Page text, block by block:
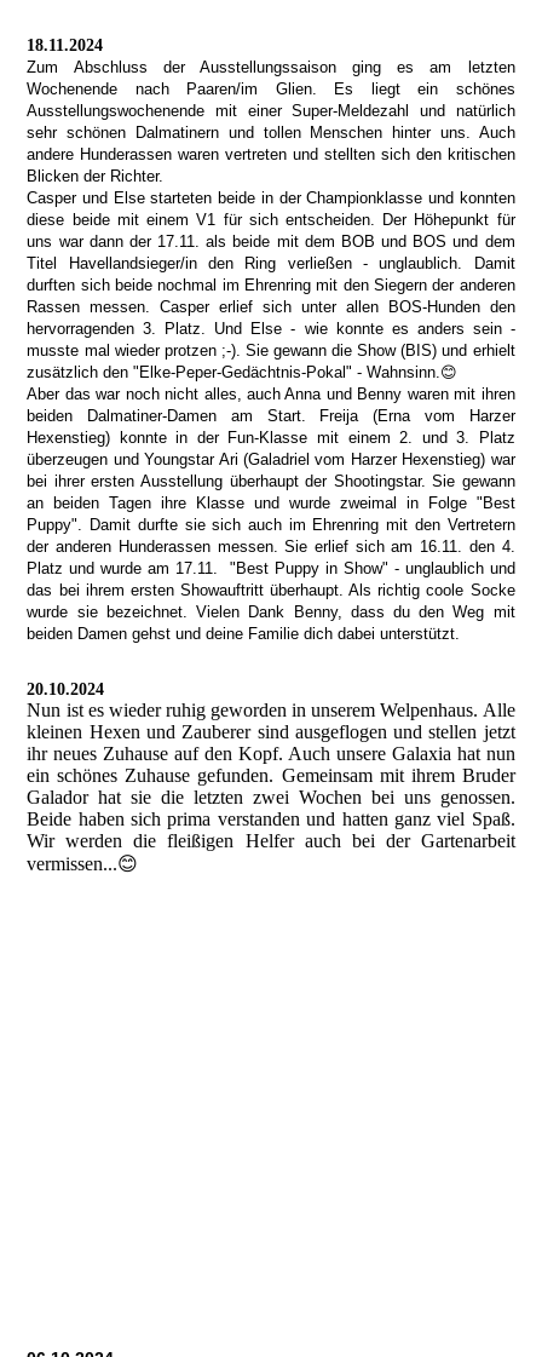
18.11.2024
Zum Abschluss der Ausstellungssaison ging es am letzten
Wochenende nach Paaren/im Glien. Es liegt ein schönes
Ausstellungswochenende mit einer Super-Meldezahl und natürlich
sehr schönen Dalmatinern und tollen Menschen hinter uns. Auch
andere Hunderassen waren vertreten und stellten sich den kritischen
Blicken der Richter.
Casper und Else starteten beide in der Championklasse und konnten
diese beide mit einem V1 für sich entscheiden. Der Höhepunkt für
uns war dann der 17.11. als beide mit dem BOB und BOS und dem
Titel Havellandsieger/in den Ring verließen - unglaublich. Damit
durften sich beide nochmal im Ehrenring mit den Siegern der anderen
Rassen messen. Casper erlief sich unter allen BOS-Hunden den
hervorragenden 3. Platz. Und Else - wie konnte es anders sein -
musste mal wieder protzen ;-). Sie gewann die Show (BIS) und erhielt
zusätzlich den "Elke-Peper-Gedächtnis-Pokal" - Wahnsinn.😊
Aber das war noch nicht alles, auch Anna und Benny waren mit ihren
beiden Dalmatiner-Damen am Start. Freija (Erna vom Harzer
Hexenstieg) konnte in der Fun-Klasse mit einem 2. und 3. Platz
überzeugen und Youngstar Ari (Galadriel vom Harzer Hexenstieg) war
bei ihrer ersten Ausstellung überhaupt der Shootingstar. Sie gewann
an beiden Tagen ihre Klasse und wurde zweimal in Folge "Best
Puppy". Damit durfte sie sich auch im Ehrenring mit den Vertretern
der anderen Hunderassen messen. Sie erlief sich am 16.11. den 4.
Platz und wurde am 17.11. "Best Puppy in Show" - unglaublich und
das bei ihrem ersten Showauftritt überhaupt. Als richtig coole Socke
wurde sie bezeichnet. Vielen Dank Benny, dass du den Weg mit
beiden Damen gehst und deine Familie dich dabei unterstützt.
20.10.2024
Nun ist es wieder ruhig geworden in unserem Welpenhaus. Alle
kleinen Hexen und Zauberer sind ausgeflogen und stellen jetzt
ihr neues Zuhause auf den Kopf. Auch unsere Galaxia hat nun
ein schönes Zuhause gefunden. Gemeinsam mit ihrem Bruder
Galador hat sie die letzten zwei Wochen bei uns genossen.
Beide haben sich prima verstanden und hatten ganz viel Spaß.
Wir werden die fleißigen Helfer auch bei der Gartenarbeit
vermissen...😊